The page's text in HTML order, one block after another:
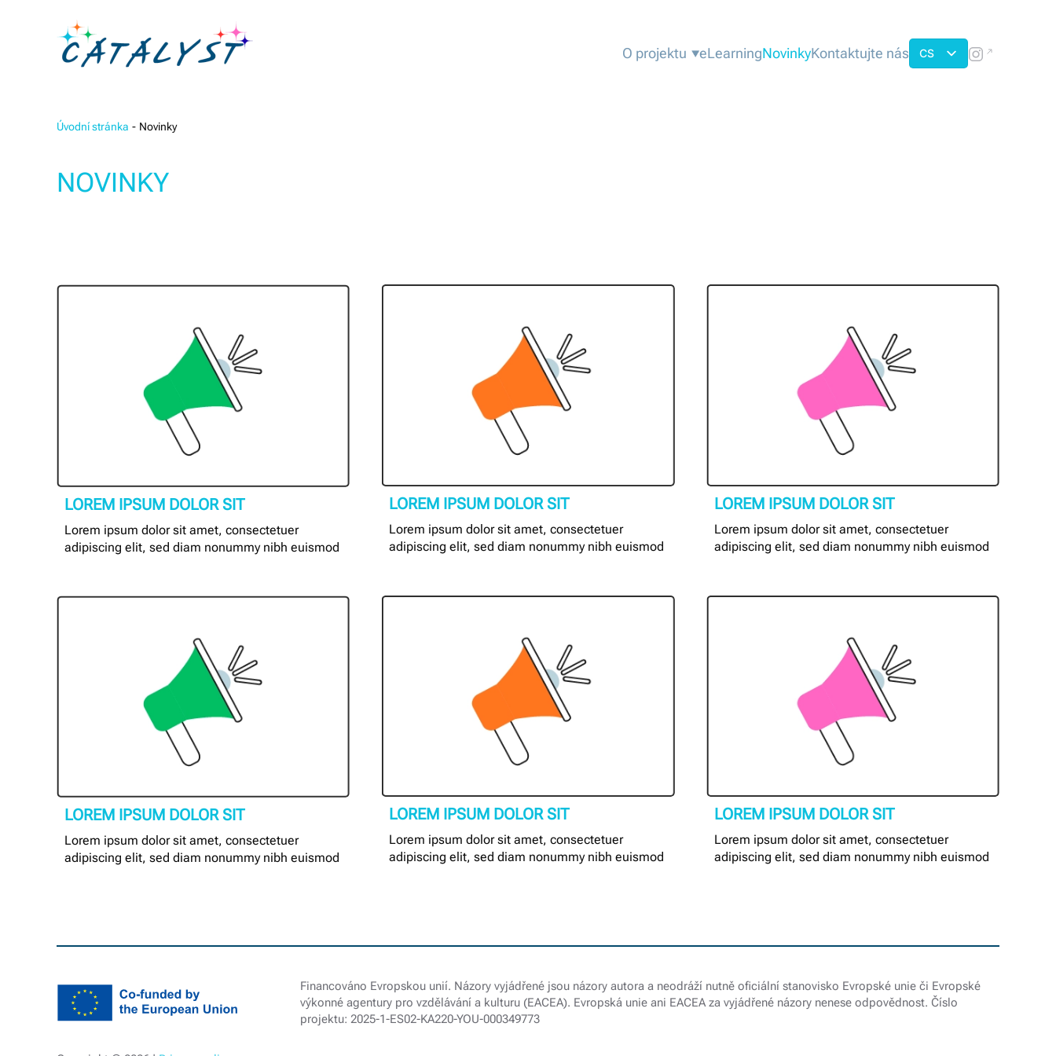
O projektu eLearningNovinkyKontaktujte nás CS
Úvodní stránka Novinky
NOVINKY
LOREM IPSUM DOLOR SIT
Lorem ipsum dolor sit amet, consectetuer
adipiscing elit, sed diam nonummy nibh euismod
LOREM IPSUM DOLOR SIT
Lorem ipsum dolor sit amet, consectetuer
adipiscing elit, sed diam nonummy nibh euismod
LOREM IPSUM DOLOR SIT
Lorem ipsum dolor sit amet, consectetuer
adipiscing elit, sed diam nonummy nibh euismod
LOREM IPSUM DOLOR SIT
Lorem ipsum dolor sit amet, consectetuer
adipiscing elit, sed diam nonummy nibh euismod
LOREM IPSUM DOLOR SIT
Lorem ipsum dolor sit amet, consectetuer
adipiscing elit, sed diam nonummy nibh euismod
LOREM IPSUM DOLOR SIT
Lorem ipsum dolor sit amet, consectetuer
adipiscing elit, sed diam nonummy nibh euismod
Financováno Evropskou unií. Názory vyjádřené jsou názory autora a neodráží nutně oficiální stanovisko Evropské unie či Evropské
výkonné agentury pro vzdělávání a kulturu (EACEA). Evropská unie ani EACEA za vyjádřené názory nenese odpovědnost. Číslo
projektu: 2025-1-ES02-KA220-YOU-000349773